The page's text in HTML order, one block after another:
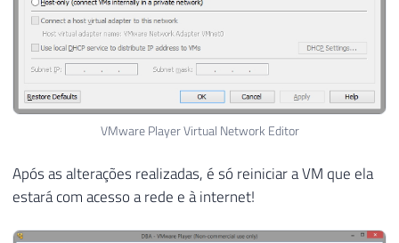
VMware Player Virtual Network Editor
Após as alterações realizadas, é só reiniciar a VM que ela
estará com acesso a rede e à internet!